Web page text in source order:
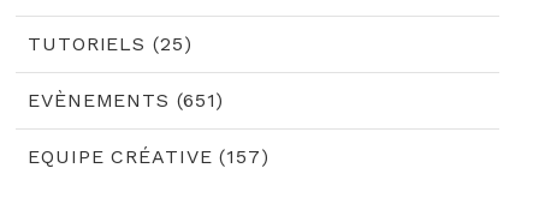
TUTORIELS (25)
EVÈNEMENTS (651)
EQUIPE CRÉATIVE (157)